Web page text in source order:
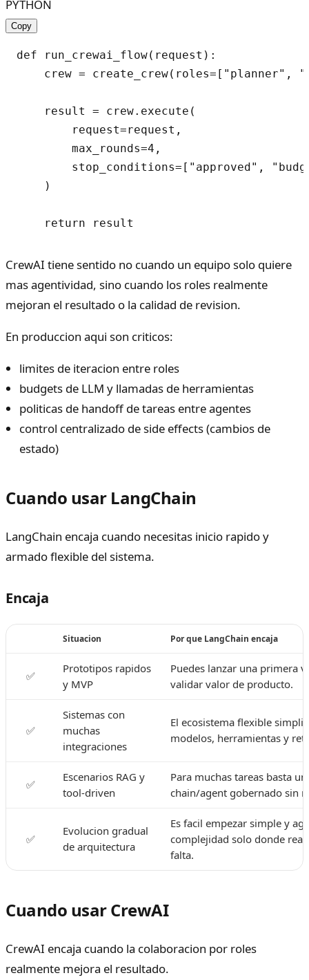
PYTHON
Copy
def run_crewai_flow(request):
crew = create_crew(roles=["planner",
    result = crew.execute(
        request=request,
        max_rounds=4,
stop_conditions=["approved",
    )
CrewAI tiene sentido no cuando un equipo solo quiere
mas agentividad, sino cuando los roles realmente
mejoran el resultado o la calidad de revision.
En produccion aqui son criticos:
limites de iteracion entre roles
budgets de LLM y llamadas de herramientas
politicas de handoff de tareas entre agentes
control centralizado de side effects (cambios de
estado)
Cuando usar LangChain
LangChain encaja cuando necesitas inicio rapido y
armado flexible del sistema.
Encaja
Situacion Por que LangChain encaja
✅
Prototipos rapidos
y MVP
Puedes lanzar una primera
validar valor de producto.
✅
Sistemas con
muchas
integraciones
El ecosistema flexible
modelos, herramientas y
✅
Escenarios RAG y
tool-driven
Para muchas tareas basta
chain/agent gobernado sin
✅
Evolucion gradual
de arquitectura
Es facil empezar simple y
complejidad solo donde
falta.
Cuando usar CrewAI
CrewAI encaja cuando la colaboracion por roles
realmente mejora el resultado.